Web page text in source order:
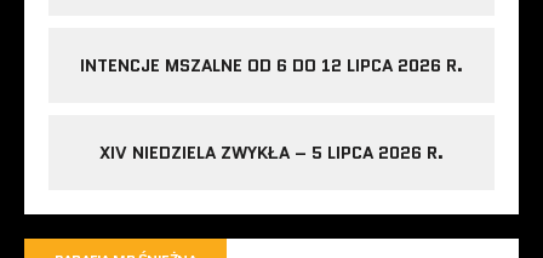
INTENCJE MSZALNE OD 6 DO 12 LIPCA 2026 R.
XIV NIEDZIELA ZWYKŁA – 5 LIPCA 2026 R.